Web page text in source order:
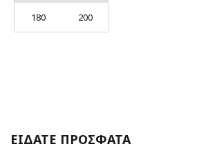
180 200
ΕΙΔΑΤΕ ΠΡΟΣΦΑΤΑ